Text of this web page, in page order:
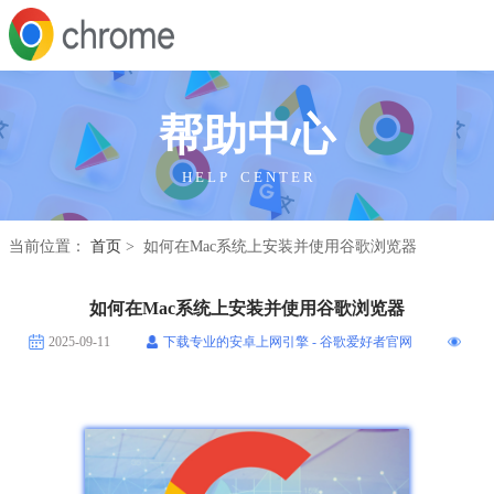
帮助中心
H E L P C E N T E R
当前位置： 首页 > 如何在Mac系统上安装并使用谷歌浏览器
如何在Mac系统上安装并使用谷歌浏览器
2025-09-11 下载专业的安卓上网引擎 - 谷歌爱好者官网